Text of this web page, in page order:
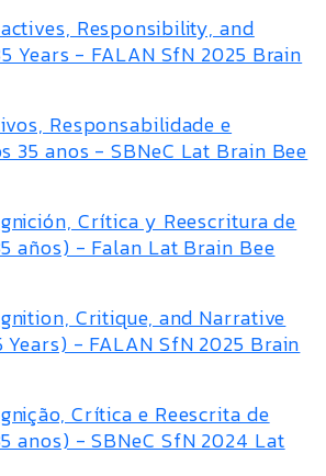
Responsibility, and
Years - FALAN SfN 2025 Brain
Responsabilidade e
35 anos - SBNeC Lat Brain Bee
Crítica y Reescritura de
años) - Falan Lat Brain Bee
Critique, and Narrative
Years) - FALAN SfN 2025 Brain
Crítica e Reescrita de
anos) - SBNeC SfN 2024 Lat